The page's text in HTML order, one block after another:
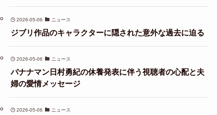
2026-05-06 ニュース
ジブリ作品のキャラクターに隠された意外な過去に迫る
2026-05-06 ニュース
バナナマン日村勇紀の休養発表に伴う視聴者の心配と夫
婦の愛情メッセージ
2026-05-06 ニュース